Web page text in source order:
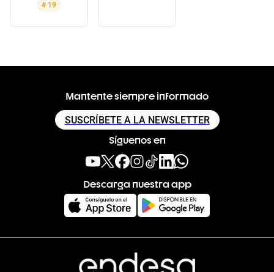
# 19
Mantente siempre informado
SUSCRÍBETE A LA NEWSLETTER
Síguenos en
Descarga nuestra app